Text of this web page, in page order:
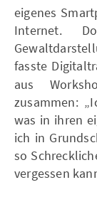
eigenes
Internet.
fasste
aus
zusammen:
was in ihren
ich in
so
vergessen